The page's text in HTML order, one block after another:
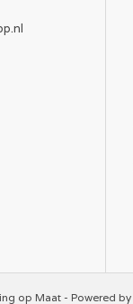
op Maat - Powered by